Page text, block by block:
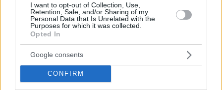
I want to opt-out of Collection, Use,
Retention, Sale, and/or Sharing of my
Personal Data that Is Unrelated with the
Purposes for which it was collected.
Opted In
Google consents
CONFIRM